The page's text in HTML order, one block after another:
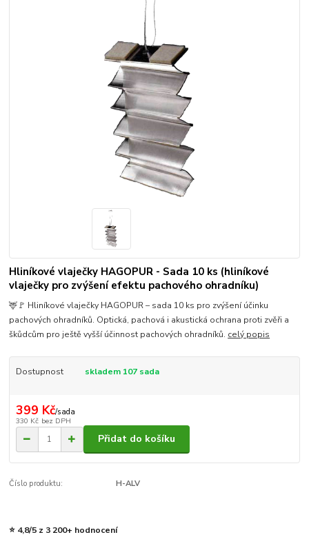
Hliníkové vlaječky HAGOPUR - Sada 10 ks (hliníkové
vlaječky pro zvýšení efektu pachového ohradníku)
🦌🚩 Hliníkové vlaječky HAGOPUR – sada 10 ks pro zvýšení účinku
pachových ohradníků. Optická, pachová i akustická ochrana proti zvěři a
škůdcům pro ještě vyšší účinnost pachových ohradníků. celý popis
Dostupnost skladem 107 sada
399 Kč/sada
330 Kč bez DPH
Přidat do košíku
Číslo produktu: H-ALV
⭐ 4,8/5 z 3 200+ hodnocení